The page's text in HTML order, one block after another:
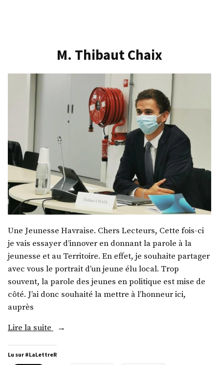
M. Thibaut Chaix
Une Jeunesse Havraise. Chers Lecteurs, Cette fois-ci
je vais essayer d’innover en donnant la parole à la
jeunesse et au Territoire. En effet, je souhaite partager
avec vous le portrait d’un jeune élu local. Trop
souvent, la parole des jeunes en politique est mise de
côté. J’ai donc souhaité la mettre à l’honneur ici,
auprès
Lire la suite
« M.
Chaix »
Lu sur #LaLettreR